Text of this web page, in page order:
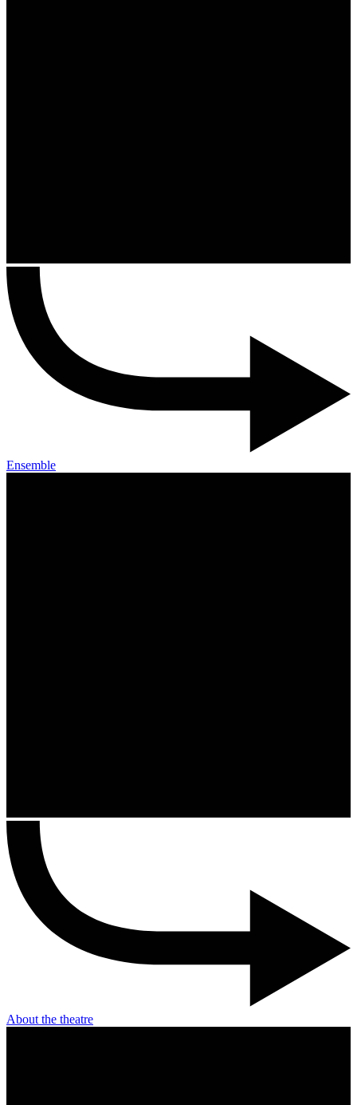
Ensemble
About the theatre